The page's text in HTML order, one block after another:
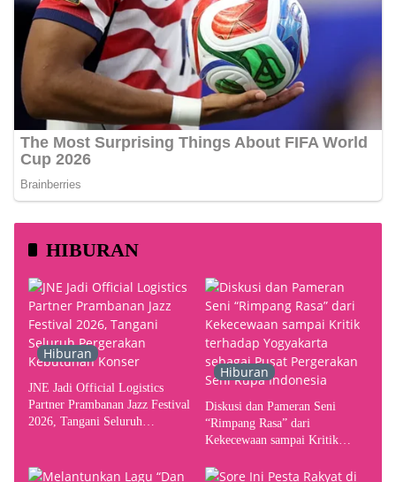
HIBURAN
Hiburan
JNE Jadi Official Logistics
Partner Prambanan Jazz Festival
2026, Tangani Seluruh
Hiburan
Diskusi dan Pameran Seni
“Rimpang Rasa” dari
Kekecewaan sampai Kritik
Pusat Pergerakan Seni Rupa